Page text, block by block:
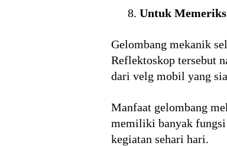
Untuk
Gelombang mekanik
Reflektoskop tersebut
dari velg mobil yang
Manfaat gelombang
memiliki banyak fungsi
kegiatan sehari hari.